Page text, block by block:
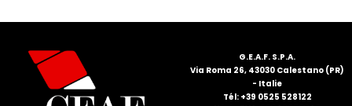
G.E.A.F. S.P.A.
Via Roma 26, 43030 Calestano (PR)
- Italie
Tél: +39 0525 528122